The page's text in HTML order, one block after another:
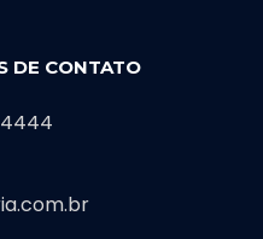
DE CONTATO